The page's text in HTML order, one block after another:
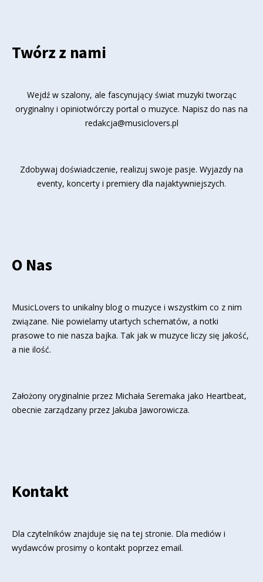
Twórz z nami
Wejdź w szalony, ale fascynujący świat muzyki tworząc
oryginalny i opiniotwórczy portal o muzyce. Napisz do nas na
redakcja@musiclovers.pl
Zdobywaj doświadczenie, realizuj swoje pasje. Wyjazdy na
eventy, koncerty i premiery dla najaktywniejszych.
O Nas
MusicLovers to unikalny blog o muzyce i wszystkim co z nim
związane. Nie powielamy utartych schematów, a notki
prasowe to nie nasza bajka. Tak jak w muzyce liczy się jakość,
a nie ilość.
Założony oryginalnie przez Michała Seremaka jako Heartbeat,
obecnie zarządzany przez Jakuba Jaworowicza.
Kontakt
Dla czytelników znajduje się na tej stronie. Dla mediów i
wydawców prosimy o kontakt poprzez email.